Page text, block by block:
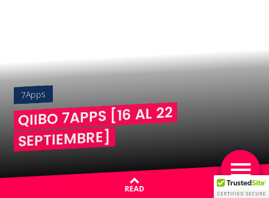
7Apps
QIIBO 7APPS [16 AL 22
SEPTIEMBRE]
READ